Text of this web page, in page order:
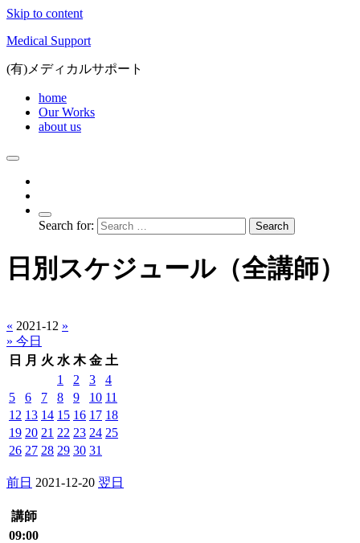
Skip to content
Medical Support
(有)メディカルサポート
home
Our Works
about us
Search for:
日別スケジュール（全講師）
« 2021-12 »
» 今日
日
月 火 水 木 金 土
1
2 3
4
5
6 7 8 9 10 11
12 13 14 15 16 17 18
19 20 21 22 23 24 25
26 27 28 29 30 31
前日 2021-12-20 翌日
講師
09:00